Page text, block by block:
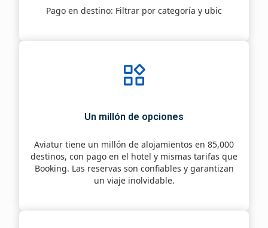
Pago en destino: Filtrar por categoría y ubic
Un millón de opciones
Aviatur tiene un millón de alojamientos en 85,000
destinos, con pago en el hotel y mismas tarifas que
Booking. Las reservas son confiables y garantizan
un viaje inolvidable.